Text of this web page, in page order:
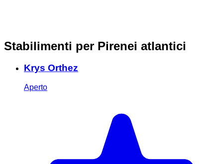
Stabilimenti per Pirenei atlantici
Krys Orthez
Aperto